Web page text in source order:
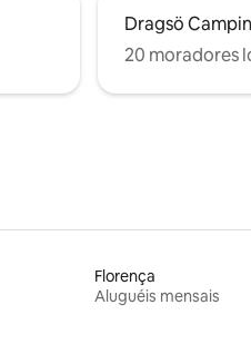
Dragsö
20 moradores
Florença
Aluguéis mensais